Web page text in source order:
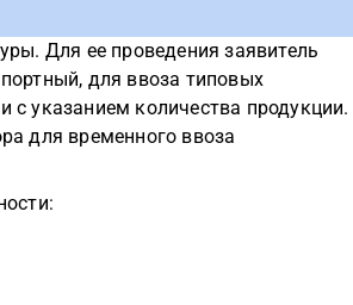
Для ее проведения заявитель
для ввоза типовых
указанием количества
для временного ввоза